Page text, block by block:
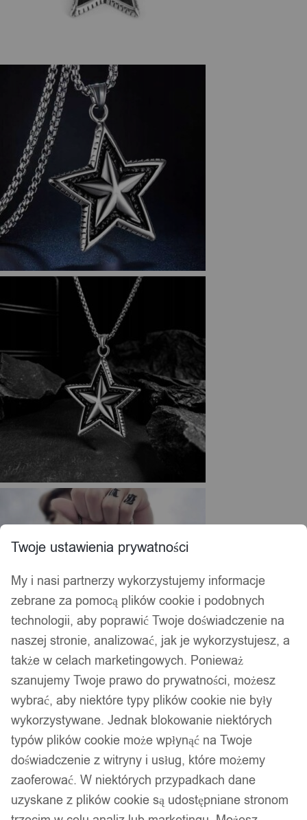
Twoje ustawienia prywatności
My i nasi partnerzy wykorzystujemy informacje
zebrane za pomocą plików cookie i podobnych
technologii, aby poprawić Twoje doświadczenie na
naszej stronie, analizować, jak je wykorzystujesz, a
także w celach marketingowych. Ponieważ
szanujemy Twoje prawo do prywatności, możesz
wybrać, aby niektóre typy plików cookie nie były
wykorzystywane. Jednak blokowanie niektórych
typów plików cookie może wpłynąć na Twoje
doświadczenie z witryny i usług, które możemy
zaoferować. W niektórych przypadkach dane
uzyskane z plików cookie są udostępniane stronom